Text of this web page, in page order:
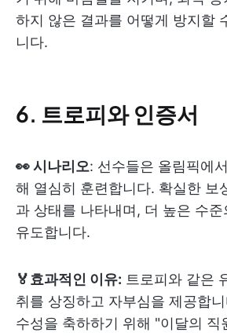
하지 않은 결과를 어떻게 방지할
니다.
6. 트로피와 인증서
👀 시나리오: 선수들은 올림픽에
해 열심히 훈련합니다. 확실한 보
과 상태를 나타내며, 더 높은 수
유도합니다.
🏅효과적인 이유: 트로피와 같은
취를 상징하고 자부심을 제공합
수성을 축하하기 위해 "이달의 직